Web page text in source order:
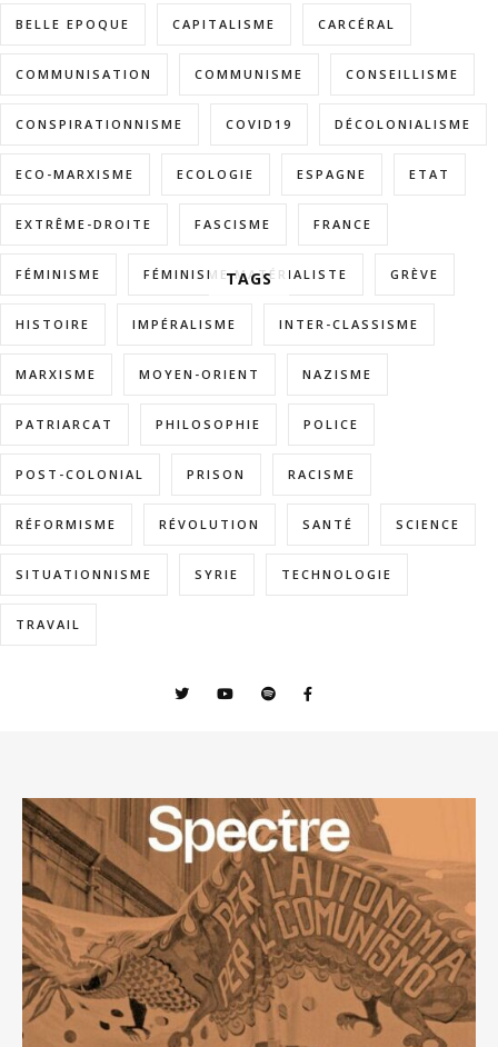
TAGS
BELLE EPOQUE CAPITALISME CARCÉRAL
COMMUNISATION COMMUNISME CONSEILLISME
CONSPIRATIONNISME COVID19 DÉCOLONIALISME
ECO-MARXISME ECOLOGIE ESPAGNE ETAT
EXTRÊME-DROITE FASCISME FRANCE
FÉMINISME FÉMINISME MATÉRIALISTE GRÈVE
HISTOIRE IMPÉRALISME INTER-CLASSISME
MARXISME MOYEN-ORIENT NAZISME
PATRIARCAT PHILOSOPHIE POLICE
POST-COLONIAL PRISON RACISME
RÉFORMISME RÉVOLUTION SANTÉ SCIENCE
SITUATIONNISME SYRIE TECHNOLOGIE
TRAVAIL